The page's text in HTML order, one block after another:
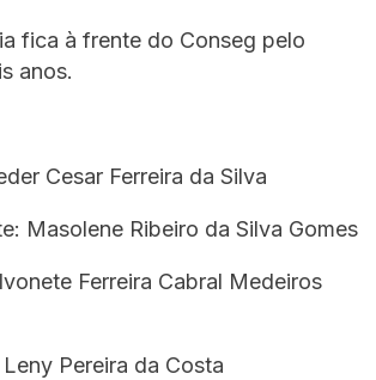
fica à frente do Conseg pelo
anos.
Cesar Ferreira da Silva
Masolene Ribeiro da Silva Gomes
Ferreira Cabral Medeiros
Pereira da Costa